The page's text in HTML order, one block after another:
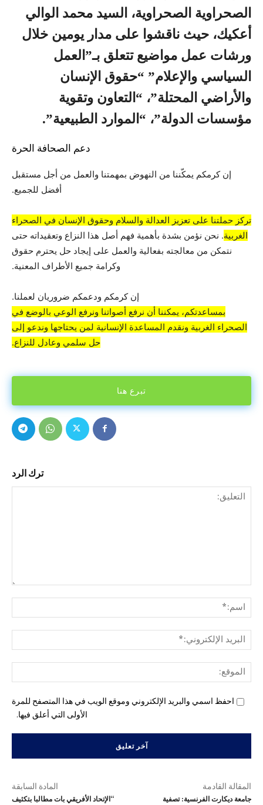
الصحراوية الصحراوية، السيد محمد الوالي
أعكيك، حيث ناقشوا على مدار يومين خلال
ورشات عمل مواضيع تتعلق بـ”العمل
السياسي والإعلام” “حقوق الإنسان
والأراضي المحتلة”، “التعاون وتقوية
مؤسسات الدولة”، “الموارد الطبيعية”.
دعم الصحافة الحرة
إن كرمكم يمكّننا من النهوض بمهمتنا والعمل من أجل مستقبل
أفضل للجميع.
تركز حملتنا على تعزيز العدالة والسلام وحقوق الإنسان في الصحراء
الغربية. نحن نؤمن بشدة بأهمية فهم أصل هذا النزاع وتعقيداته حتى
نتمكن من معالجته بفعالية والعمل على إيجاد حل يحترم حقوق
وكرامة جميع الأطراف المعنية.
إن كرمكم ودعمكم ضروريان لعملنا.
بمساعدتكم، يمكننا أن نرفع أصواتنا ونرفع الوعي بالوضع في
الصحراء الغربية ونقدم المساعدة الإنسانية لمن يحتاجها وندعو إلى
حل سلمي وعادل للنزاع.
تبرع هنا
ترك الرد
احفظ اسمي والبريد الإلكتروني وموقع الويب في هذا المتصفح للمرة
الأولى التي أعلق فيها.
المادة السابقة
“الإتحاد الأفريقي بات مطالبا بتكثيف
المقالة القادمة
جامعة ديكارت الفرنسية: تصفية